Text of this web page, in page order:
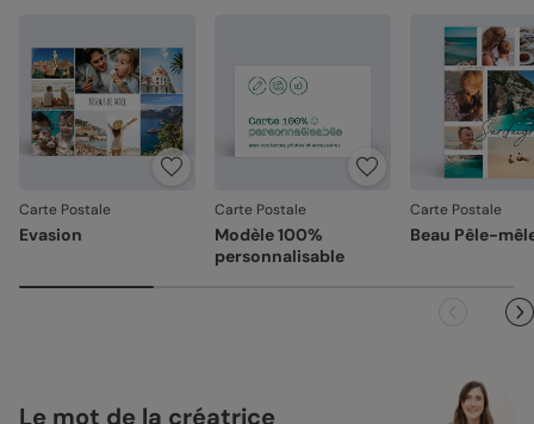
Carte Postale
Evasion
Carte Postale
Modèle 100%
personnalisable
Carte Postale
Beau Pêle-
Le mot de la créatrice